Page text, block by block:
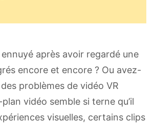
après avoir regardé une
encore et encore ? Ou avez-
problèmes de vidéo VR
vidéo semble si terne qu’il
visuelles, certains clips